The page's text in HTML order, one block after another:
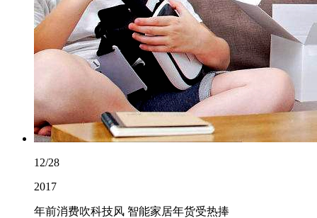
12/28
2017
年前消费吹科技风 智能家居年货受热捧